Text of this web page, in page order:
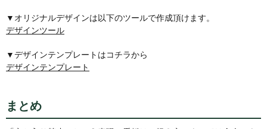
▼オリジナルデザインは以下のツールで作成頂けます。
デザインツール
▼デザインテンプレートはコチラから
デザインテンプレート
まとめ